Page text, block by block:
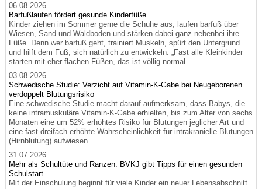
06.08.2026
Barfußlaufen fördert gesunde Kinderfüße
Kinder ziehen im Sommer gerne die Schuhe aus, laufen barfuß über
Wiesen, Sand und Waldboden und stärken dabei ganz nebenbei ihre
Füße. Denn wer barfuß geht, trainiert Muskeln, spürt den Untergrund
und hilft dem Fuß, sich natürlich zu entwickeln. „Fast alle Kleinkinder
starten mit eher flachen Füßen, das ist völlig normal.
03.08.2026
Schwedische Studie: Verzicht auf Vitamin-K-Gabe bei Neugeborenen
verdoppelt Blutungsrisiko
Eine schwedische Studie macht darauf aufmerksam, dass Babys, die
keine intramuskuläre Vitamin-K-Gabe erhielten, bis zum Alter von sechs
Monaten eine um 52% erhöhtes Risiko für Blutungen jeglicher Art und
eine fast dreifach erhöhte Wahrscheinlichkeit für intrakranielle Blutungen
(Hirnblutung) aufwiesen.
31.07.2026
Mehr als Schultüte und Ranzen: BVKJ gibt Tipps für einen gesunden
Schulstart
Mit der Einschulung beginnt für viele Kinder ein neuer Lebensabschnitt.